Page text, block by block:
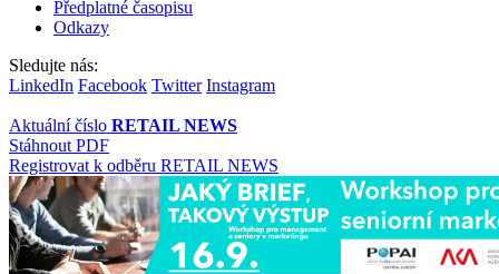
Předplatné časopisu
Odkazy
Sledujte nás:
LinkedIn Facebook Twitter Instagram
Aktuální číslo RETAIL NEWS
Stáhnout PDF
Registrovat k odběru RETAIL NEWS